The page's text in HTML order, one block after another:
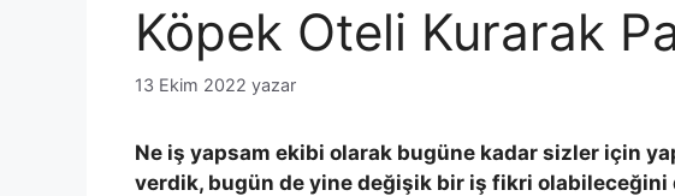
Köpek Oteli Kurarak
13 Ekim 2022 yazar
Ne iş yapsam ekibi olarak bugüne kadar sizler için
verdik, bugün de yine değişik bir iş fikri